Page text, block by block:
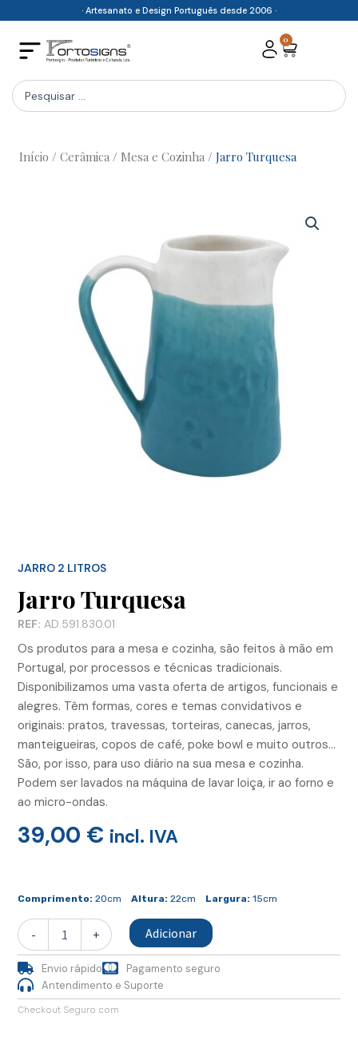
content
· Artesanato e Design Português desde 2006 ·
0
Cart
Search
...
Início / Cerâmica / Mesa e Cozinha / Jarro Turquesa
JARRO 2 LITROS
Jarro Turquesa
REF: AD.591.830.01
Os produtos para a mesa e cozinha, são feitos à mão em
Portugal, por processos e técnicas tradicionais.
Disponibilizamos uma vasta oferta de artigos, funcionais e
alegres. Têm formas, cores e temas convidativos e
originais: pratos, travessas, torteiras, canecas, jarros,
manteigueiras, copos de café, poke bowl e muito outros…
São, por isso, para uso diário na sua mesa e cozinha.
Podem ser lavados na máquina de lavar loiça, ir ao forno e
ao micro-ondas.
39,00 € incl. IVA
Comprimento: 20cm Altura: 22cm Largura: 15cm
-
Jarro
Turquesa
+ Adicionar
Envio rápido
Pagamento seguro
Antendimento e Suporte
Checkout Seguro com